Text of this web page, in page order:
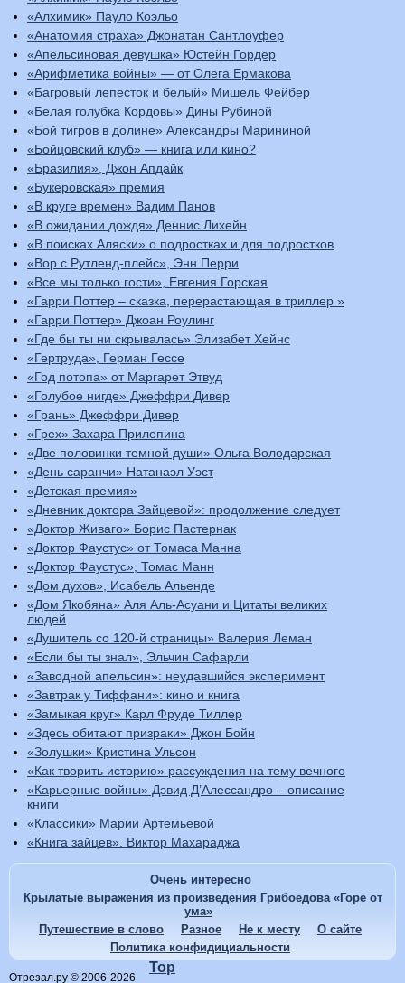
«Алхимик» Пауло Коэльо
«Анатомия страха» Джонатан Сантлоуфер
«Апельсиновая девушка» Юстейн Гордер
«Арифметика войны» — от Олега Ермакова
«Багровый лепесток и белый» Мишель Фейбер
«Белая голубка Кордовы» Дины Рубиной
«Бой тигров в долине» Александры Марининой
«Бойцовский клуб» — книга или кино?
«Бразилия», Джон Апдайк
«Букеровская» премия
«В круге времен» Вадим Панов
«В ожидании дождя» Деннис Лихейн
«В поисках Аляски» о подростках и для подростков
«Вор с Рутленд-плейс», Энн Перри
«Все мы только гости», Евгения Горская
«Гарри Поттер – сказка, перерастающая в триллер »
«Гарри Поттер» Джоан Роулинг
«Где бы ты ни скрывалась» Элизабет Хейнс
«Гертруда», Герман Гессе
«Год потопа» от Маргарет Этвуд
«Голубое нигде» Джеффри Дивер
«Грань» Джеффри Дивер
«Грех» Захара Прилепина
«Две половинки темной души» Ольга Володарская
«День саранчи» Натанаэл Уэст
«Детская премия»
«Дневник доктора Зайцевой»: продолжение следует
«Доктор Живаго» Борис Пастернак
«Доктор Фаустус» от Томаса Манна
«Доктор Фаустус», Томас Манн
«Дом духов», Исабель Альенде
«Дом Якобяна» Аля Аль-Асуани и Цитаты великих
людей
«Душитель со 120-й страницы» Валерия Леман
«Если бы ты знал», Эльчин Сафарли
«Заводной апельсин»: неудавшийся эксперимент
«Завтрак у Тиффани»: кино и книга
«Замыкая круг» Карл Фруде Тиллер
«Здесь обитают призраки» Джон Бойн
«Золушки» Кристина Ульсон
«Как творить историю» рассуждения на тему вечного
«Карьерные войны» Дэвид Д’Алессандро – описание
книги
«Классики» Марии Артемьевой
«Книга зайцев». Виктор Махараджа
Очень интересно
Крылатые выражения из произведения Грибоедова «Горе от
ума»
Путешествие в слово
Разное Не к месту
О сайте
Политика конфидициальности
Отрезал.ру © 2006-2026
Top